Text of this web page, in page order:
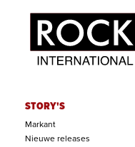
STORY'S
Markant
Nieuwe releases